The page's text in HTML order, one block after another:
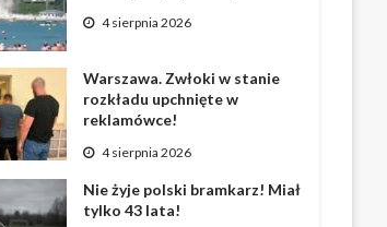
4 sierpnia 2026
Warszawa. Zwłoki w stanie
rozkładu upchnięte w
reklamówce!
4 sierpnia 2026
Nie żyje polski bramkarz! Miał
tylko 43 lata!